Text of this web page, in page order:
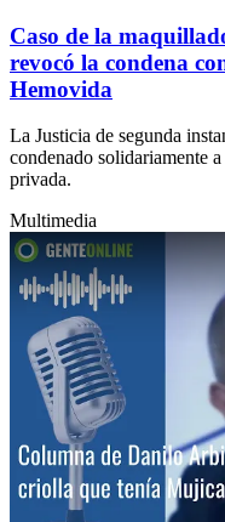
Caso de la
revocó la condena
Hemovida
La Justicia de segunda
condenado solidariamente
privada.
Multimedia